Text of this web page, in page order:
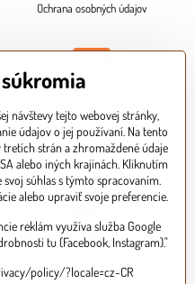
Ochrana osobných údajov
Kontakt
Sídlo firmy, fakturačné údaje. Osobný
odber je potrebné dohodnúť vopred
telefonicky.
Bezpečná platba kartou
návštevy tejto webovej stránky,
údajov o jej používaní. Na tento
strán a zhromaždené údaje
alebo iných krajinách. Kliknutím
súhlas s týmto spracovaním.
alebo upraviť svoje preferencie.
reklám využíva služba Google
tu (Facebook, Instagram)."
policy/?locale=cz-CR